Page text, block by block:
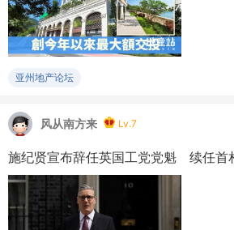
亚州地产论坛
风从南方来 Lv.7
施纪贤宣布辞任英国工党党魁 续任首